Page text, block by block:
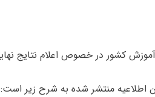
کشور در خصوص اعلام نتایج
اطلاعیه منتشر شده به شرح زیر است: